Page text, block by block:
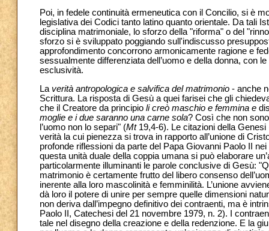
Poi, in fedele continuità ermeneutica con il Concilio, si è
legislativa dei Codici tanto latino quanto orientale. Da tali
disciplina matrimoniale, lo sforzo della "riforma" o del
sforzo si è sviluppato poggiando sull'indiscusso
approfondimento concorrono armonicamente ragione e
sessualmente differenziata dell’uomo e della donna, con
esclusività.
La verità antropologica e salvifica del matrimonio - anche
Scrittura. La risposta di Gesù a quei farisei che gli
che il Creatore da principio li creò maschio e femmina e
moglie e i due saranno una carne sola? Così che non
l’uomo non lo separi" (Mt19,4-6). Le citazioni della Genesi
verità la cui pienezza si trova in rapporto all’unione di
profonde riflessioni da parte del Papa Giovanni Paolo II
questa unità duale della coppia umana si può elaborare
particolarmente illuminanti le parole conclusive di Gesù:
matrimonio è certamente frutto del libero consenso
inerente alla loro mascolinità e femminilità. L’unione
dà loro il potere di unire per sempre quelle dimensioni
non deriva dall’impegno definitivo dei contraenti, ma è
Paolo II, Catechesi del 21 novembre 1979, n. 2). I
tale nel disegno della creazione e della redenzione. E la